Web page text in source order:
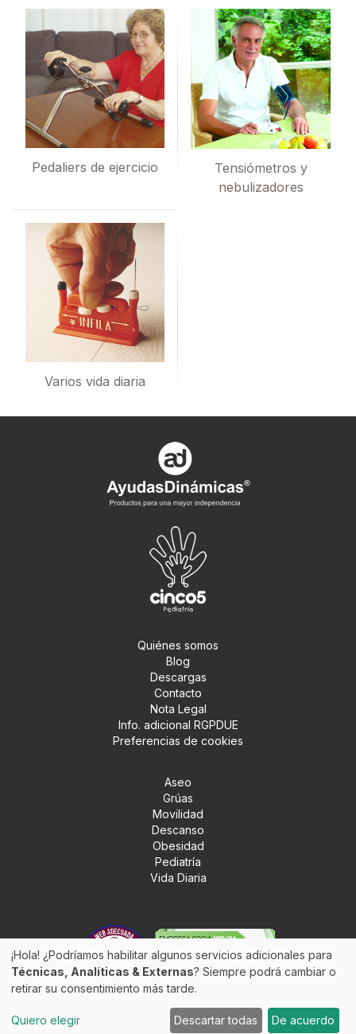
Pedaliers de ejercicio
Tensiómetros y
nebulizadores
Varios vida diaria
Quiénes somos
Blog
Descargas
Contacto
Nota Legal
Info. adicional RGPDUE
Preferencias de cookies
Aseo
Grúas
Movilidad
Descanso
Obesidad
Pediatría
Vida Diaria
¡Hola! ¿Podríamos habilitar algunos servicios adicionales para
Técnicas, Analíticas & Externas? Siempre podrá cambiar o
retirar su consentimiento más tarde.
Quiero elegir Descartar todas De acuerdo